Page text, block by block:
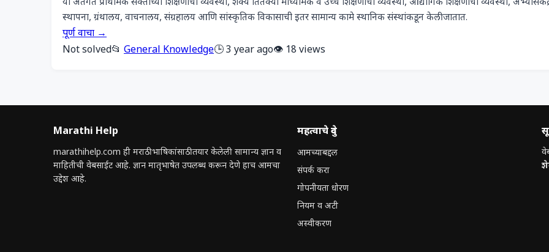
या अंतर्गत प्राथमिक सक्तीच्या शिक्षणाची व्यवस्था, शक्य तितक्या माध्यमिक व उच्च शिक्षणाची व्यवस्था, औद्योगिक शिक्षणाची व्यवस्था,
स्थापना, ग्रंथालय, वाचनालय, संग्रहालय आणि सांस्कृतिक विकासाची इतर सामान्य कामे स्थानिक संस्थांकडून केली जातात.
पूर्ण वाचा →
Not solved📂 General Knowledge🕒 3 year ago👁️ 18 views
Marathi Help
marathihelp.com ही मराठी भाषिकांसाठी तयार केलेली सामान्य ज्ञान व
माहितीची वेबसाईट आहे. ज्ञान मातृभाषेत उपलब्ध करून देणे हाच आमचा
उद्देश आहे.
महत्वाचे दुवे
आमच्याबद्दल
संपर्क करा
गोपनीयता धोरण
नियम व अटी
अस्वीकरण